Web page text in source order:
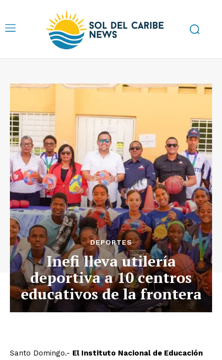
DEPORTES
Inefi lleva utilería
deportiva a 10 centros
educativos de la frontera
Santo Domingo.- El Instituto Nacional de Educación